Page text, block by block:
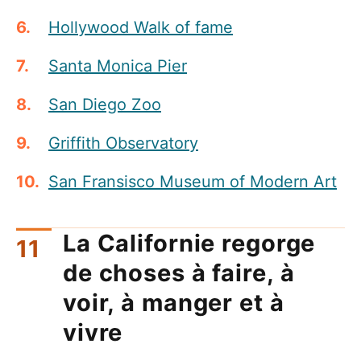
Hollywood Walk of fame
Santa Monica Pier
San Diego Zoo
Griffith Observatory
San Fransisco Museum of Modern Art
La Californie regorge
de choses à faire, à
voir, à manger et à
vivre